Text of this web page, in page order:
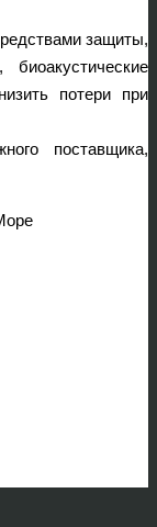
защиты,
потери при
поставщика,